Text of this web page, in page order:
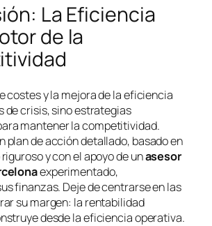
La Eficiencia
de la
costes y la mejora de la eficiencia
de crisis, sino estrategias
mantener la competitividad.
plan de acción detallado, basado en
y con el apoyo de unasesor
experimentado,
finanzas. Deje de centrarse en las
su margen: la rentabilidad
desde la eficiencia operativa.